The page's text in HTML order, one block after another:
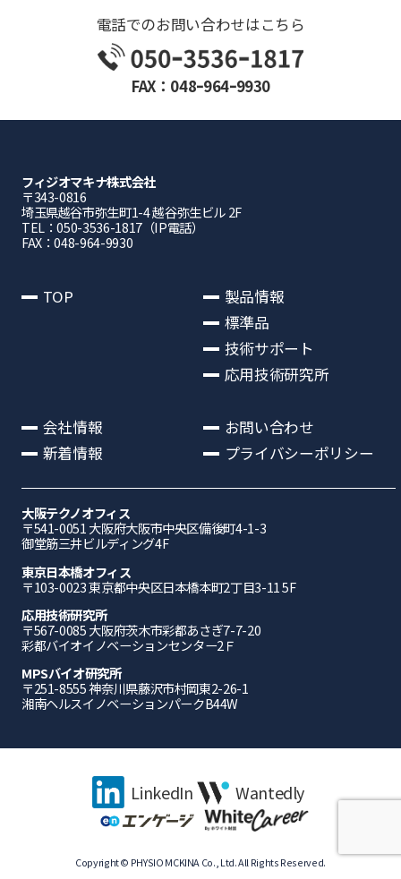
電話でのお問い合わせはこちら
FAX：048ｰ964ｰ9930
フィジオマキナ株式会社
〒343-0816
埼⽟県越⾕市弥⽣町1-4 越⾕弥⽣ビル 2F
TEL：050-3536-1817（IP電話）
FAX：048-964-9930
TOP
製品情報
標準品
技術サポート
応用技術研究所
会社情報
新着情報
お問い合わせ
プライバシーポリシー
大阪テクノオフィス
〒541-0051 ⼤阪府⼤阪市中央区備後町4-1-3
御堂筋三井ビルディング4F
東京日本橋オフィス
〒103-0023 東京都中央区日本橋本町2丁目3-11 5F
応⽤技術研究所
〒567-0085 ⼤阪府茨⽊市彩都あさぎ7-7-20
彩都バイオイノベーションセンター2Ｆ
MPSバイオ研究所
〒251-8555 神奈川県藤沢市村岡東2-26-1
湘南ヘルスイノベーションパークB44W
LinkedIn Wantedly
Copyright © PHYSIO MCKINA Co., Ltd. All Rights Reserved.